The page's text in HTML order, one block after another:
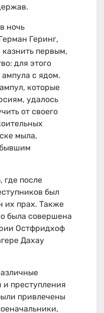
ночь
Геринг,
первым,
для этого
с ядом.
которые
удалось
от своего
мыла,
где после
был
их прах. Также
была совершена
Остфридхоф
Дахау
и преступления
привлечены